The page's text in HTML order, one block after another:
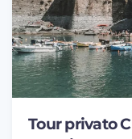
Tour privato